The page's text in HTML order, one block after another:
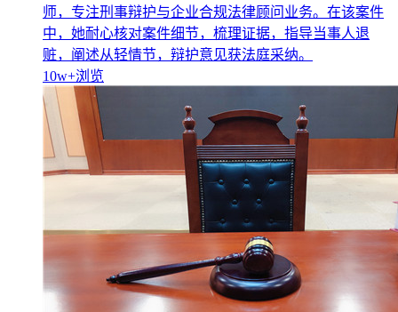
师，专注刑事辩护与企业合规法律顾问业务。在该案件
中，她耐心核对案件细节，梳理证据，指导当事人退
赃，阐述从轻情节，辩护意见获法庭采纳。
10w+浏览